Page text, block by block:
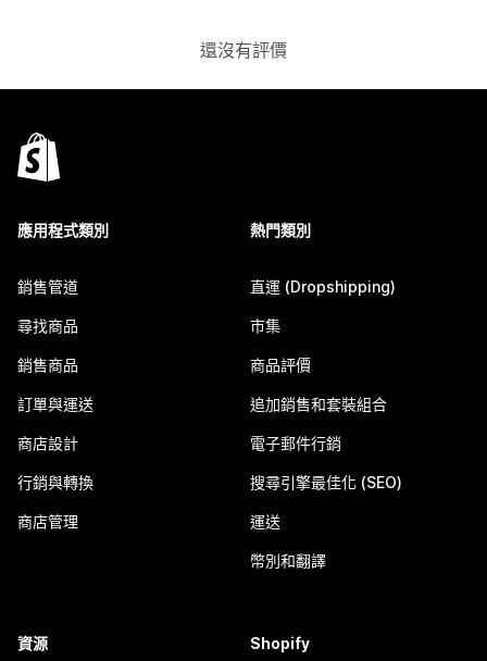
還沒有評價
應用程式類別
銷售管道
尋找商品
銷售商品
訂單與運送
商店設計
行銷與轉換
商店管理
熱門類別
直運 (Dropshipping)
市集
商品評價
追加銷售和套裝組合
電子郵件行銷
搜尋引擎最佳化 (SEO)
運送
幣別和翻譯
資源 Shopify